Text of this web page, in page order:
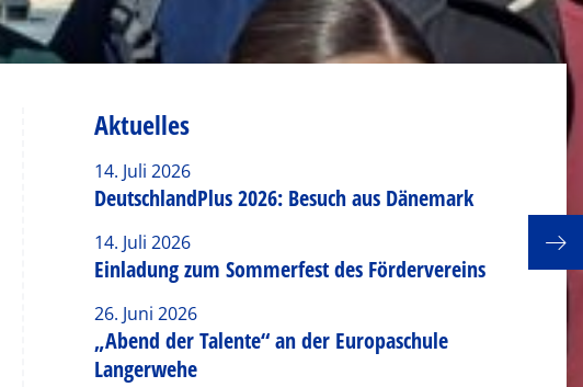
Aktuelles
14. Juli 2026
DeutschlandPlus 2026: Besuch aus Dänemark
14. Juli 2026
Einladung zum Sommerfest des Fördervereins
26. Juni 2026
„Abend der Talente“ an der Europaschule
Langerwehe